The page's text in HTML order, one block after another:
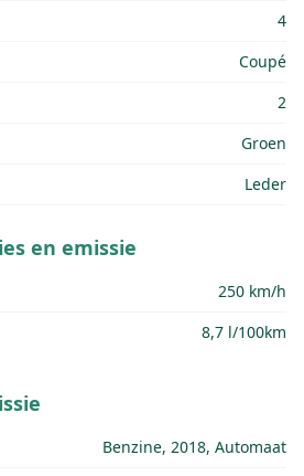
4
Coupé
2
Groen
Leder
en emissie
250 km/h
8,7 l/100km
Benzine, 2018, Automaat